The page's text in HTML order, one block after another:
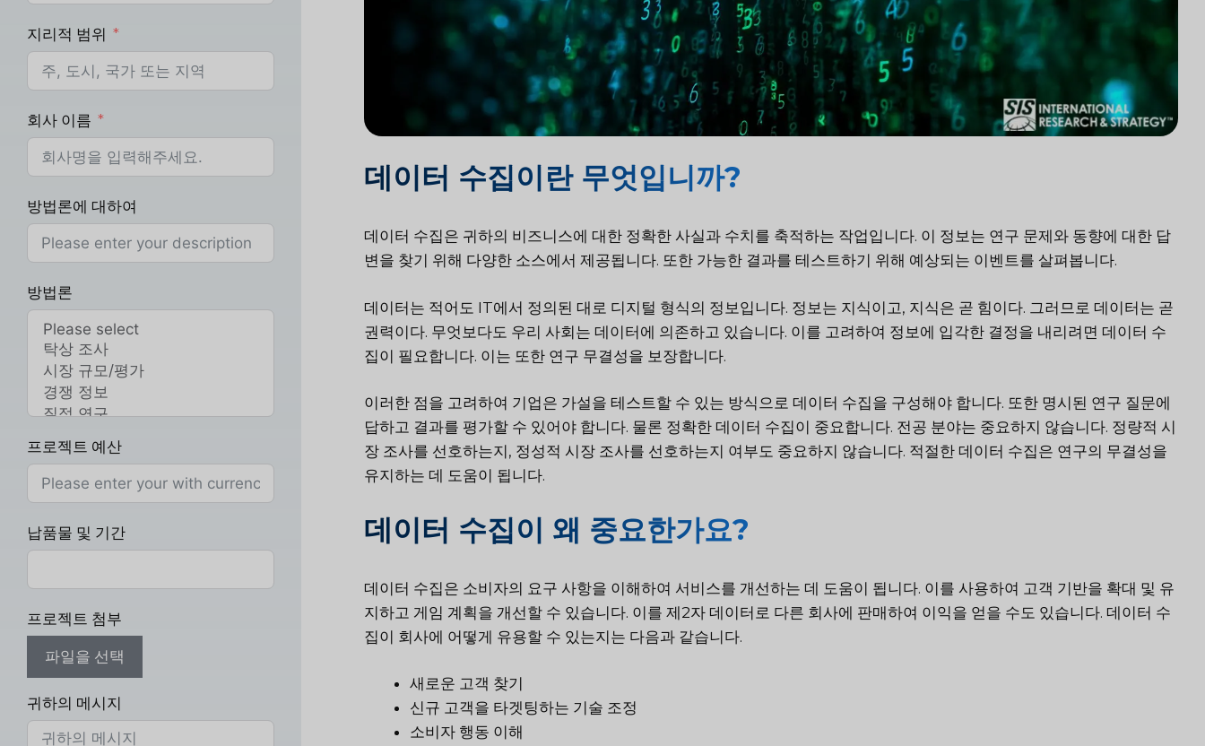
데이터 수집이란 무엇입니까?
데이터 수집은 귀하의 비즈니스에 대한 정확한 사실과 수치를 축적하는 작업입니다. 이 정보는 연구 문제와 동향에 대한 답
변을 찾기 위해 다양한 소스에서 제공됩니다. 또한 가능한 결과를 테스트하기 위해 예상되는 이벤트를 살펴봅니다.
데이터는 적어도 IT에서 정의된 대로 디지털 형식의 정보입니다. 정보는 지식이고, 지식은 곧 힘이다. 그러므로 데이터는 곧
권력이다. 무엇보다도 우리 사회는 데이터에 의존하고 있습니다. 이를 고려하여 정보에 입각한 결정을 내리려면 데이터 수
집이 필요합니다. 이는 또한 연구 무결성을 보장합니다.
이러한 점을 고려하여 기업은 가설을 테스트할 수 있는 방식으로 데이터 수집을 구성해야 합니다. 또한 명시된 연구 질문에
답하고 결과를 평가할 수 있어야 합니다. 물론 정확한 데이터 수집이 중요합니다. 전공 분야는 중요하지 않습니다. 정량적 시
장 조사를 선호하는지, 정성적 시장 조사를 선호하는지 여부도 중요하지 않습니다. 적절한 데이터 수집은 연구의 무결성을
유지하는 데 도움이 됩니다.
데이터 수집이 왜 중요한가요?
데이터 수집은 소비자의 요구 사항을 이해하여 서비스를 개선하는 데 도움이 됩니다. 이를 사용하여 고객 기반을 확대 및 유
지하고 게임 계획을 개선할 수 있습니다. 이를 제2자 데이터로 다른 회사에 판매하여 이익을 얻을 수도 있습니다. 데이터 수
집이 회사에 어떻게 유용할 수 있는지는 다음과 같습니다.
새로운 고객 찾기
신규 고객을 타겟팅하는 기술 조정
소비자 행동 이해
지리적 범위
회사 이름
방법론에 대하여
방법론
프로젝트 예산
납품물 및 기간
프로젝트 첨부
파일을 선택
귀하의 메시지